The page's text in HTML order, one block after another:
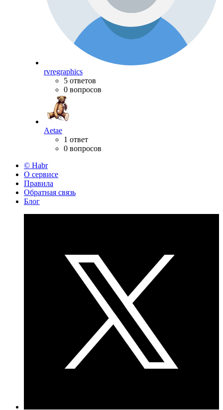
rvregraphics
5 ответов
0 вопросов
Aetae
1 ответ
0 вопросов
© Habr
О сервисе
Правила
Обратная связь
Блог